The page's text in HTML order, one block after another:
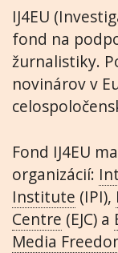
IJ4EU
fond na
žurnalistiky.
novinárov v
Fond IJ4EU
organizácií:
Institute (IPI),
Centre (EJC) a
Media